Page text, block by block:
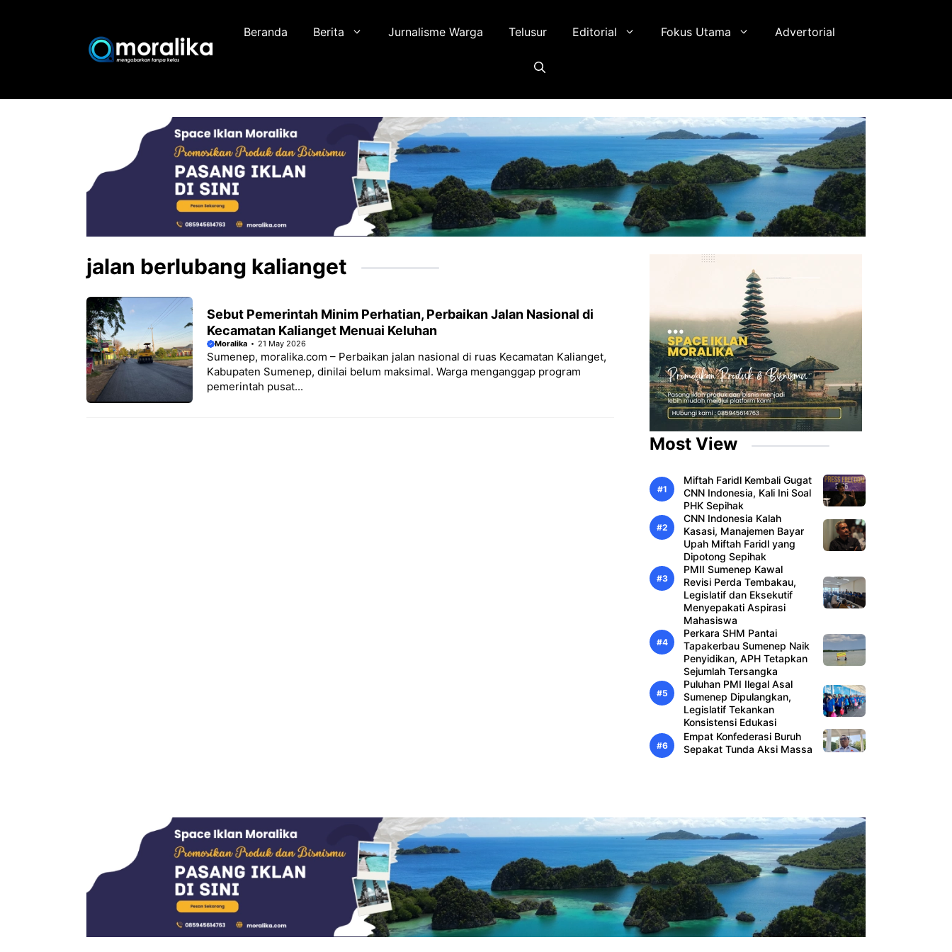
Beranda Berita Jurnalisme Warga Telusur Editorial Fokus Utama Advertorial
jalan berlubang kalianget
Sebut Pemerintah Minim Perhatian, Perbaikan Jalan Nasional di
Kecamatan Kalianget Menuai Keluhan
Moralika 21 May 2026
Sumenep, moralika.com – Perbaikan jalan nasional di ruas Kecamatan Kalianget,
Kabupaten Sumenep, dinilai belum maksimal. Warga menganggap program
pemerintah pusat...
Most View
Miftah Faridl Kembali Gugat
CNN Indonesia, Kali Ini Soal
PHK Sepihak
CNN Indonesia Kalah
Kasasi, Manajemen Bayar
Upah Miftah Faridl yang
Dipotong Sepihak
PMII Sumenep Kawal
Revisi Perda Tembakau,
Legislatif dan Eksekutif
Menyepakati Aspirasi
Mahasiswa
Perkara SHM Pantai
Tapakerbau Sumenep Naik
Penyidikan, APH Tetapkan
Sejumlah Tersangka
Puluhan PMI Ilegal Asal
Sumenep Dipulangkan,
Legislatif Tekankan
Konsistensi Edukasi
Empat Konfederasi Buruh
Sepakat Tunda Aksi Massa